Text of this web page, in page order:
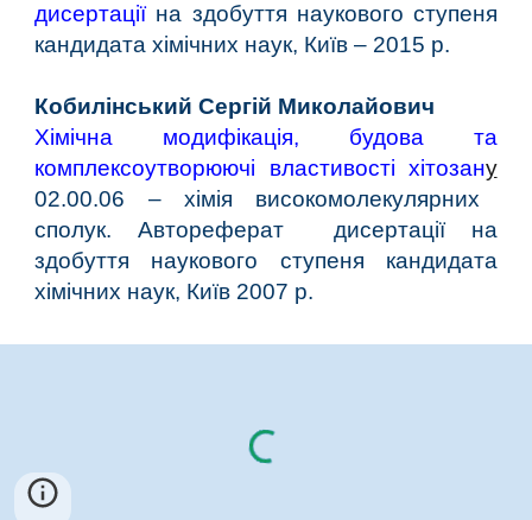
дисертації на здобуття наукового ступеня
кандидата хімічних наук, Київ – 2015 р.
Кобилінський Сергій Миколайович
Хімічна модифікація, будова та
комплексоутворюючі властивості хітозану
02.00.06 – хімія високомолекулярних
сполук. Автореферат дисертації на
здобуття наукового ступеня кандидата
хімічних наук, Київ 2007 р.